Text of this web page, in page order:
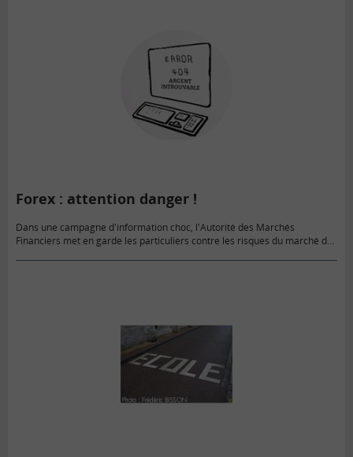
Forex : attention danger !
Dans une campagne d'information choc, l'Autorité des Marchés
Financiers met en garde les particuliers contre les risques du marché des